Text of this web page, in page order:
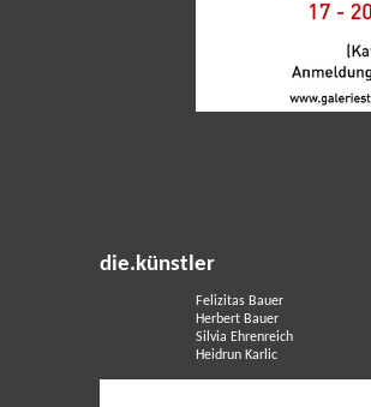
die.künstler
Felizitas Bauer
Herbert Bauer
Silvia Ehrenreich
Heidrun Karlic